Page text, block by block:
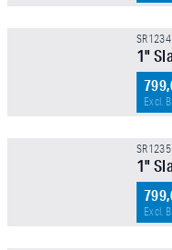
SR1234
1"
Excl.
SR1235
1"
Excl.